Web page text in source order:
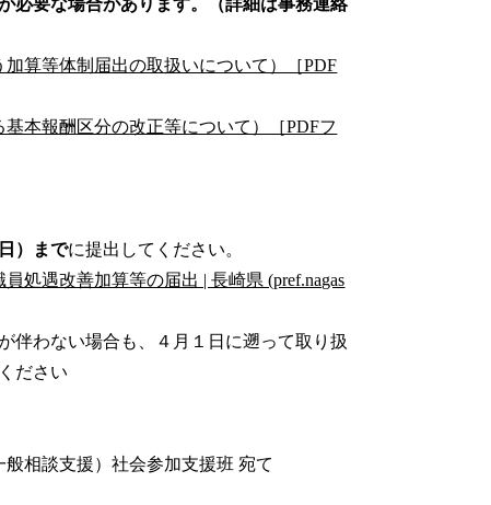
必要な場合があります。（詳細は事務連絡
加算等体制届出の取扱いについて）［PDF
本報酬区分の改正等について）［PDFフ
）までに提出してください。
処遇改善加算等の届出 | 長崎県 (pref.nagas
伴わない場合も、４月１日に遡って取り扱
ださい
相談支援）社会参加支援班 宛て